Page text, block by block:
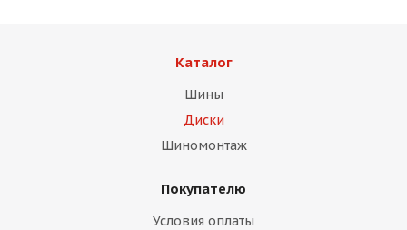
Каталог
Шины
Диски
Шиномонтаж
Покупателю
Условия оплаты
раз в 2 недели